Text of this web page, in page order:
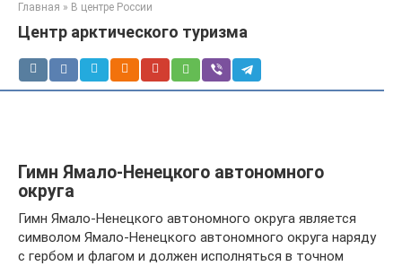
Главная » В центре России
Центр арктического туризма
Гимн Ямало-Ненецкого автономного
округа
Гимн Ямало-Ненецкого автономного округа является
символом Ямало-Ненецкого автономного округа наряду
с гербом и флагом и должен исполняться в точном